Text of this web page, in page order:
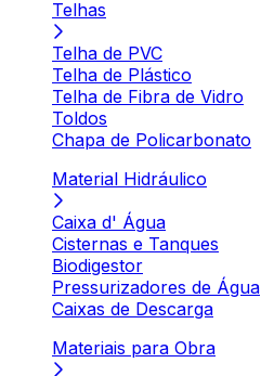
Telhas
Telha de PVC
Telha de Plástico
Telha de Fibra de Vidro
Toldos
Chapa de Policarbonato
Material Hidráulico
Caixa d' Água
Cisternas e Tanques
Biodigestor
Pressurizadores de Água
Caixas de Descarga
Materiais para Obra